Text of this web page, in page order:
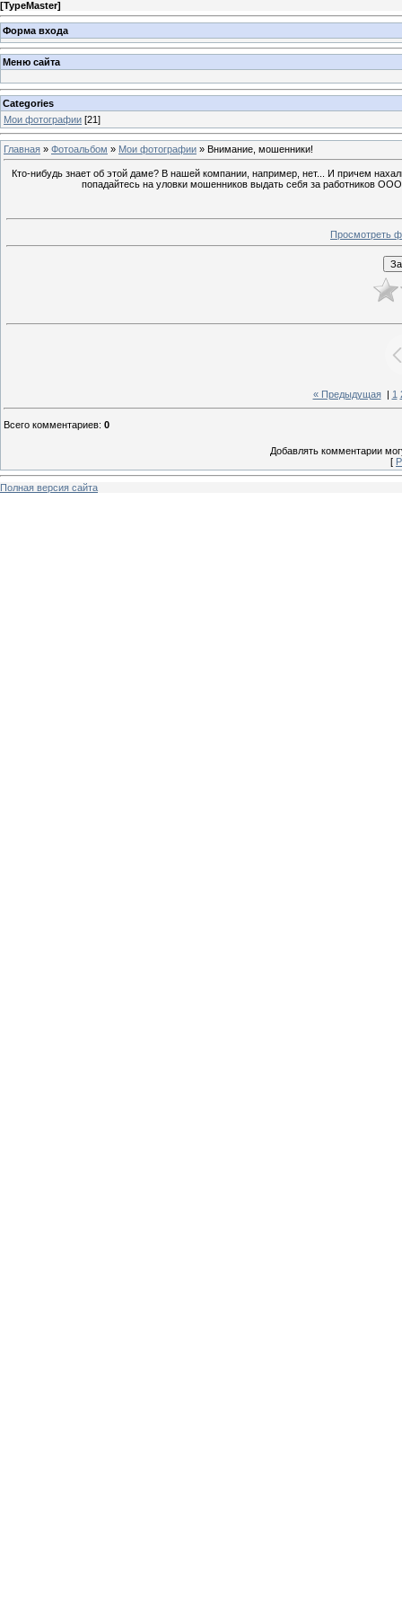
[TypeMaster]
Форма входа
Меню сайта
Categories
Мои фотографии [21]
Главная » Фотоальбом » Мои фотографии » Внимание, мошенники!
Кто-нибудь знает об этой даме? В нашей компании, например, нет... И причем
попадайтесь на уловки мошенников выдать себя за работников
Просмотреть
« Предыдущая| 1
Всего комментариев: 0
Добавлять комментарии
[
Полная версия сайта